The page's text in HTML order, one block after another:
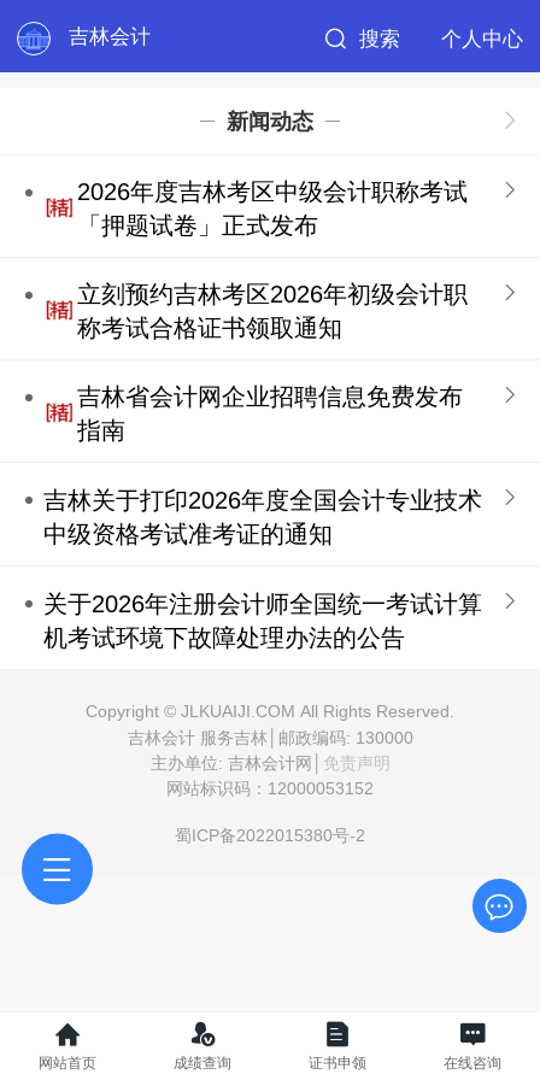
吉林会计 搜索 个人中心
新闻动态
2026年度吉林考区中级会计职称考试
「押题试卷」正式发布
立刻预约吉林考区2026年初级会计职
称考试合格证书领取通知
吉林省会计网企业招聘信息免费发布
指南
吉林关于打印2026年度全国会计专业技术
中级资格考试准考证的通知
关于2026年注册会计师全国统一考试计算
机考试环境下故障处理办法的公告
Copyright © JLKUAIJI.COM All Rights Reserved.
吉林会计 服务吉林│邮政编码: 130000
主办单位: 吉林会计网│ 免责声明
网站标识码：12000053152
蜀ICP备2022015380号-2
网站首页 成绩查询 证书申领 在线咨询